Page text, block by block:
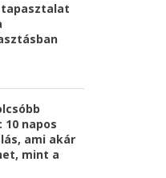
napos
ami akár
mint a